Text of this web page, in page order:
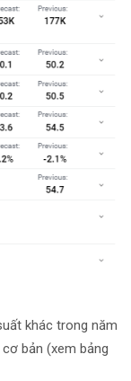
khác trong năm
bản (xem bảng